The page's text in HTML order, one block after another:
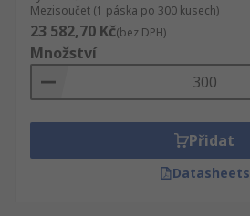
Mezisoučet (1 páska po 300 kusech)
23 582,70 Kč(bez DPH)
Množství
Přidat
Datasheets